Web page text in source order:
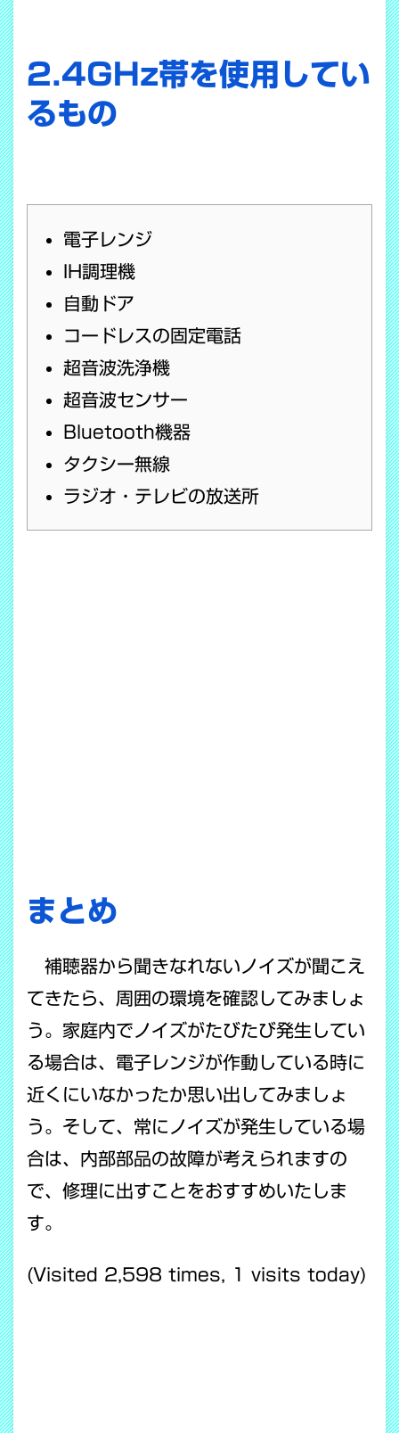
2.4GHz帯を使用してい
るもの
電子レンジ
IH調理機
自動ドア
コードレスの固定電話
超音波洗浄機
超音波センサー
Bluetooth機器
タクシー無線
ラジオ・テレビの放送所
まとめ
補聴器から聞きなれないノイズが聞こえ
てきたら、周囲の環境を確認してみましょ
う。家庭内でノイズがたびたび発生してい
る場合は、電子レンジが作動している時に
近くにいなかったか思い出してみましょ
う。そして、常にノイズが発生している場
合は、内部部品の故障が考えられますの
で、修理に出すことをおすすめいたしま
す。
(Visited 2,598 times, 1 visits today)